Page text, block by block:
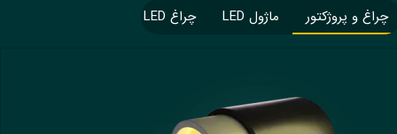
چراغ و پروژکتور ماژول LED چراغ LED